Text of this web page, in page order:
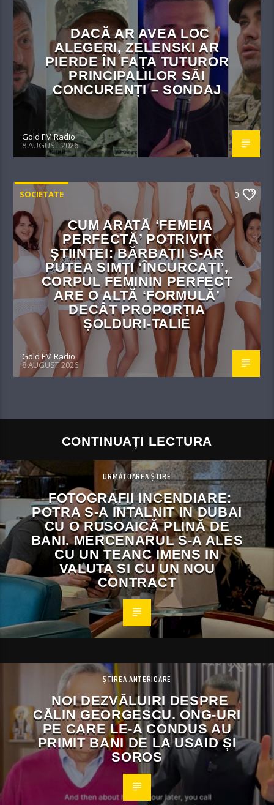
DACĂ AR AVEA LOC
ALEGERI, ZELENSKI AR
PIERDE ÎN FAȚA TUTUROR
PRINCIPALILOR SĂI
CONCURENȚI – SONDAJ
Gold FM Radio
8 AUGUST 2026
SOCIETATE 0
CUM ARATĂ ‘FEMEIA
PERFECTĂ’ POTRIVIT
ȘTIINȚEI: BĂRBAȚII S-AR
PUTEA SIMȚI ‘ÎNCURCAȚI’,
CORPUL FEMININ PERFECT
ARE O ALTĂ ‘FORMULĂ’
DECÂT PROPORȚIA
ȘOLDURI-TALIE
Gold FM Radio
8 AUGUST 2026
CONTINUAȚI LECTURA
URMĂTOAREA ȘTIRE
FOTOGRAFII INCENDIARE:
POTRA S-A INTALNIT IN DUBAI
CU O RUSOAICĂ PLINĂ DE
BANI. MERCENARUL S-A ALES
CU UN TEANC IMENS IN
VALUTA SI CU UN NOU
CONTRACT
ȘTIREA ANTERIOARE
NOI DEZVĂLUIRI DESPRE
CĂLIN GEORGESCU. ONG-URI
PE CARE LE-A CONDUS AU
PRIMIT BANI DE LA USAID ȘI
SOROS